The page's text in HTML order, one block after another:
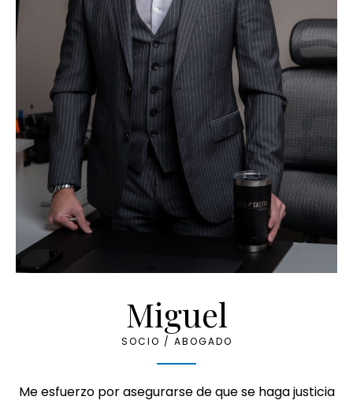
Miguel
SOCIO / ABOGADO
Me esfuerzo por asegurarse de que se haga justicia